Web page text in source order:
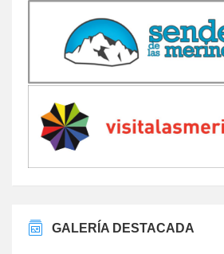
GALERÍA DESTACADA